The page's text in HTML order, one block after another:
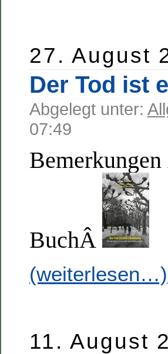
27. August
Der Tod ist
Abgelegt unter:
07:49
BuchÂ
(weiterlesen…)
11. August